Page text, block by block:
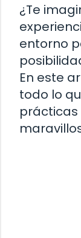
¿Te
entorno
En este
todo lo
prácticas